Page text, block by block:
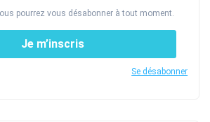
pourrez vous désabonner à tout moment.
Je m’inscris
Se désabonner